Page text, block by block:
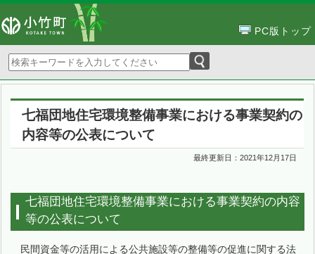
PC版トップ
七福団地住宅環境整備事業における事業契約の
内容等の公表について
最終更新日：2021年12月17日
七福団地住宅環境整備事業における事業契約の内容
等の公表について
民間資金等の活用による公共施設等の整備等の促進に関する法